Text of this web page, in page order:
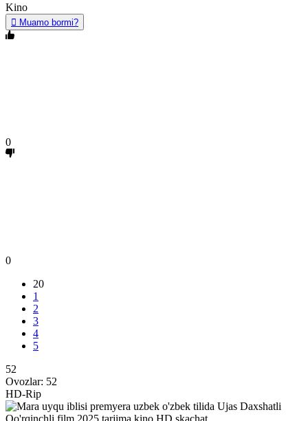
Kino
Muamo bormi?
0
0
20
1
2
3
4
5
52
Ovozlar: 52
HD-Rip